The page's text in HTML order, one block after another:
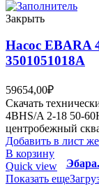
Закрыть
Насос EBARA
3501051018A
59654,00₽
Скачать
4BHS/A 2-18 50-
центробежный
Добавить в лист
В корзину
Quick view
Показать еще